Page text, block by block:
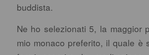
buddista.
Ne ho selezionati 5, la maggior
mio monaco preferito, il quale è